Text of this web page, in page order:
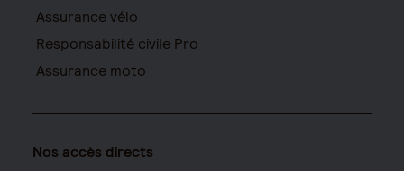
Assurance vélo
Responsabilité civile Pro
Assurance moto
Nos accès directs